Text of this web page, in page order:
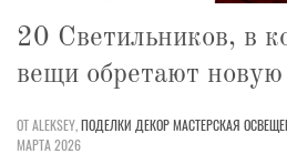
20 Светильников, в
вещи обретают
ОТ ALEKSEY,ПОДЕЛКИ ДЕКОРМАСТЕРСКАЯ
МАРТА 2026